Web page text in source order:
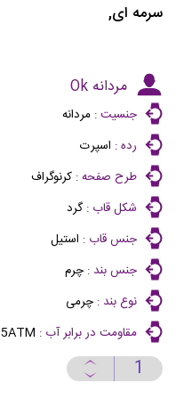
سرمه ای,
مردانه Ok
جنسیت : مردانه
رده : اسپرت
طرح صفحه : کرنوگراف
شکل قاب :گرد
جنس قاب : استیل
جنس بند : چرم
نوع بند : چرمی
مقاومت در برابر آب : 5ATM